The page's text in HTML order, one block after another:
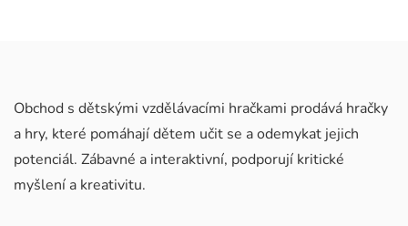
Obchod s dětskými vzdělávacími hračkami prodává hračky
a hry, které pomáhají dětem učit se a odemykat jejich
potenciál. Zábavné a interaktivní, podporují kritické
myšlení a kreativitu.